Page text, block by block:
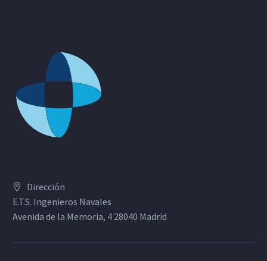
Dirección
E.T.S. Ingenieros Navales
Avenida de la Memoria, 4 28040 Madrid